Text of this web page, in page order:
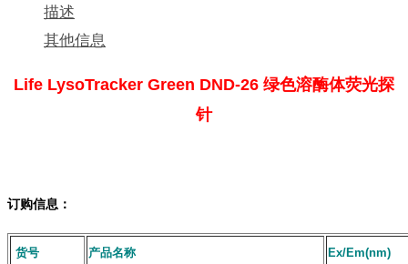
荧
描述
其他信息
Life LysoTracker Green DND-26 绿色溶酶体荧光探
针
订购信息：
货号 产品名称 Ex/Em(nm)